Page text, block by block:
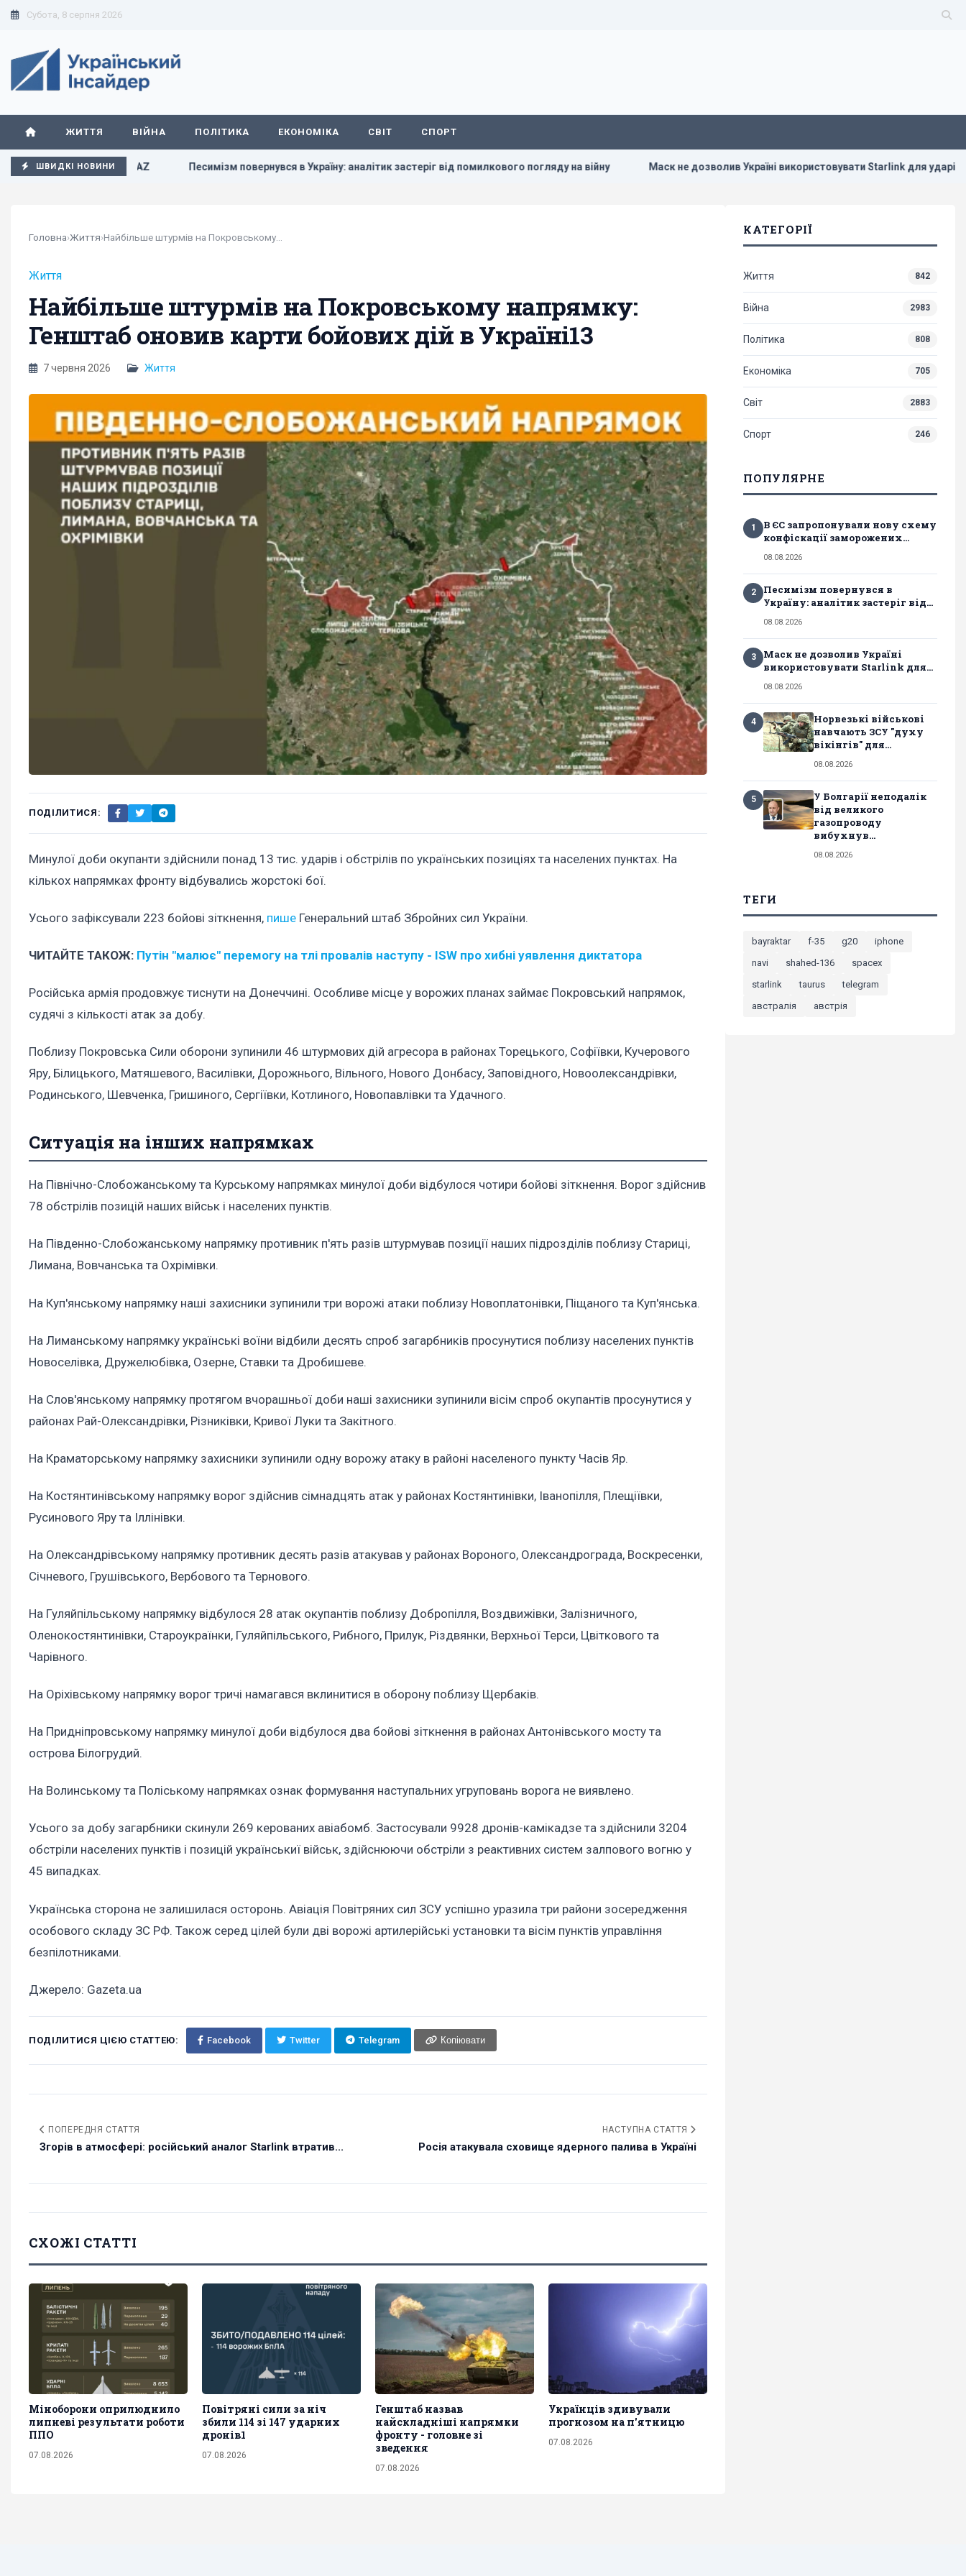
Субота, 8 серпня 2026
ЖИТТЯ ВІЙНА ПОЛІТИКА ЕКОНОМІКА СВІТ СПОРТ
ШВИДКІ НОВИНИ
РФ, - FAZ Песимізм повернувся в Україну: аналітик застеріг від помилкового погляду на війну Маск не дозволив Україні використовувати Starlink для ударів по Росії, - The
Головна›Життя›
Життя
Найбільше штурмів на Покровському напрямку:
Генштаб оновив карти бойових дій в Україні13
7 червня 2026 Життя
ПОДІЛИТИСЯ:
Минулої доби окупанти здійснили понад 13 тис. ударів і обстрілів по українських позиціях та населених пунктах. На
кількох напрямках фронту відбувались жорстокі бої.
Усього зафіксували 223 бойові зіткнення, пише Генеральний штаб Збройних сил України.
ЧИТАЙТЕ ТАКОЖ: Путін "малює" перемогу на тлі провалів наступу - ISW про хибні уявлення диктатора
Російська армія продовжує тиснути на Донеччині. Особливе місце у ворожих планах займає Покровський напрямок,
судячі з кількості атак за добу.
Поблизу Покровська Сили оборони зупинили 46 штурмових дій агресора в районах Торецького, Софіївки, Кучерового
Яру, Білицького, Матяшевого, Василівки, Дорожнього, Вільного, Нового Донбасу, Заповідного, Новоолександрівки,
Родинського, Шевченка, Гришиного, Сергіївки, Котлиного, Новопавлівки та Удачного.
Ситуація на інших напрямках
На Північно-Слобожанському та Курському напрямках минулої доби відбулося чотири бойові зіткнення. Ворог здійснив
78 обстрілів позицій наших військ і населених пунктів.
На Південно-Слобожанському напрямку противник п'ять разів штурмував позиції наших підрозділів поблизу Стариці,
Лимана, Вовчанська та Охрімівки.
На Куп'янському напрямку наші захисники зупинили три ворожі атаки поблизу Новоплатонівки, Піщаного та Куп'янська.
На Лиманському напрямку українські воїни відбили десять спроб загарбників просунутися поблизу населених пунктів
Новоселівка, Дружелюбівка, Озерне, Ставки та Дробишеве.
На Слов'янському напрямку протягом вчорашньої доби наші захисники зупинили вісім спроб окупантів просунутися у
районах Рай-Олександрівки, Різниківки, Кривої Луки та Закітного.
На Краматорському напрямку захисники зупинили одну ворожу атаку в районі населеного пункту Часів Яр.
На Костянтинівському напрямку ворог здійснив сімнадцять атак у районах Костянтинівки, Іванопілля, Плещіївки,
Русинового Яру та Іллінівки.
На Олександрівському напрямку противник десять разів атакував у районах Вороного, Олександрограда, Воскресенки,
Січневого, Грушівського, Вербового та Тернового.
На Гуляйпільському напрямку відбулося 28 атак окупантів поблизу Добропілля, Воздвижівки, Залізничного,
Оленокостянтинівки, Староукраїнки, Гуляйпільського, Рибного, Прилук, Різдвянки, Верхньої Терси, Цвіткового та
Чарівного.
На Оріхівському напрямку ворог тричі намагався вклинитися в оборону поблизу Щербаків.
На Придніпровському напрямку минулої доби відбулося два бойові зіткнення в районах Антонівського мосту та
острова Білогрудий.
На Волинському та Поліському напрямках ознак формування наступальних угруповань ворога не виявлено.
Усього за добу загарбники скинули 269 керованих авіабомб. Застосували 9928 дронів-камікадзе та здійснили 3204
обстріли населених пунктів і позицій українськиї військ, здійснюючи обстріли з реактивних систем залпового вогню у
45 випадках.
Українська сторона не залишилася осторонь. Авіація Повітряних сил ЗСУ успішно уразила три райони зосередження
особового складу ЗС РФ. Також серед цілей були дві ворожі артилерійські установки та вісім пунктів управління
безпілотниками.
Джерело: Gazeta.ua
ПОДІЛИТИСЯ ЦІЄЮ СТАТТЕЮ: Facebook Twitter Telegram Копіювати
ПОПЕРЕДНЯ СТАТТЯ
Згорів в атмосфері: російський аналог Starlink втратив...
НАСТУПНА СТАТТЯ
Росія атакувала сховище ядерного палива в Україні
СХОЖІ СТАТТІ
Міноборони оприлюднило
липневі результати роботи
ППО
07.08.2026
Повітряні сили за ніч
збили 114 зі 147 ударних
дронів1
07.08.2026
Генштаб назвав
найскладніші напрямки
фронту - головне зі
зведення
07.08.2026
Українців здивували
прогнозом на п'ятницю
07.08.2026
КАТЕГОРІЇ
Життя 842
Війна 2983
Політика 808
Економіка 705
Світ 2883
Спорт 246
ПОПУЛЯРНЕ
1
В ЄС запропонували нову схему
конфіскації заморожених...
08.08.2026
2
Песимізм повернувся в
Україну: аналітик застеріг від...
08.08.2026
3
Маск не дозволив Україні
використовувати Starlink для...
08.08.2026
4
Норвезькі військові
навчають ЗСУ "духу
вікінгів" для...
08.08.2026
5
У Болгарії неподалік
від великого
газопроводу
вибухнув...
08.08.2026
ТЕГИ
bayraktar f-35 g20
iphone
navi
shahed-136
spacex
starlink
taurus
telegram
австралія
австрія